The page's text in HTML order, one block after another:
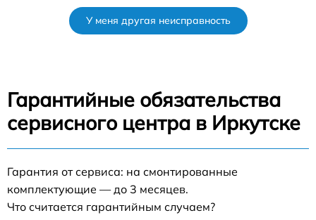
У меня другая неисправность
Гарантийные обязательства
сервисного центра в Иркутске
Гарантия от сервиса: на смонтированные
комплектующие — до 3 месяцев.
Что считается гарантийным случаем?